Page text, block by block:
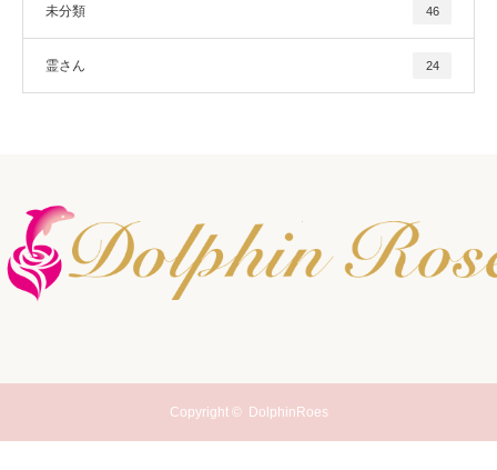
未分類 46
霊さん 24
Copyright © DolphinRoes